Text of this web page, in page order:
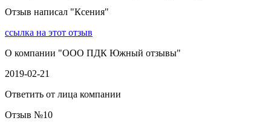
Отзыв написал "Ксения"
ссылка на этот отзыв
О компании "ООО ПДК Южный отзывы"
2019-02-21
Ответить от лица компании
Отзыв №10